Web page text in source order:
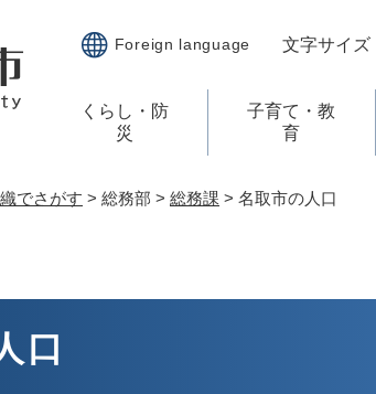
Foreign language 文字サイズ
くらし・防
災
子育て・教
育
でさがす > 総務部 > 総務課 > 名取市の人口
口